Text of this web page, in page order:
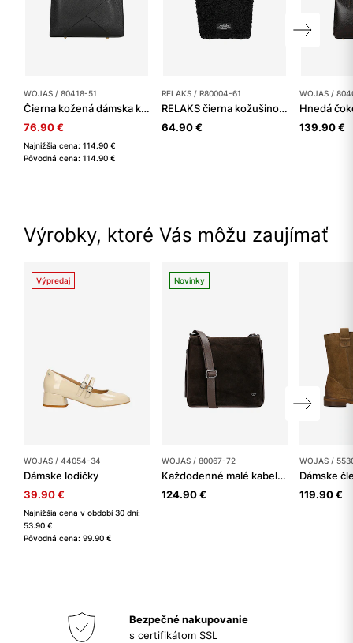
WOJAS / 80418-51
Čierna kožená dámska kabelka so zlatým logom
76.90 €
Najnižšia cena: 114.90 €
Pôvodná cena: 114.90 €
RELAKS / R80004-61
RELAKS čierna kožušinová kabelka kufrík
64.90 €
WOJAS /
139.90 €
Výrobky, ktoré Vás môžu zaujímať
Výpredaj
WOJAS / 44054-34
Dámske lodičky
39.90 €
Najnižšia cena v období 30 dní:
53.90 €
Pôvodná cena: 99.90 €
Novinky
WOJAS / 80067-72
Každodenné malé kabelky dámske
124.90 €
WOJAS /
119.90 €
Bezpečné nakupovanie
s certifikátom SSL